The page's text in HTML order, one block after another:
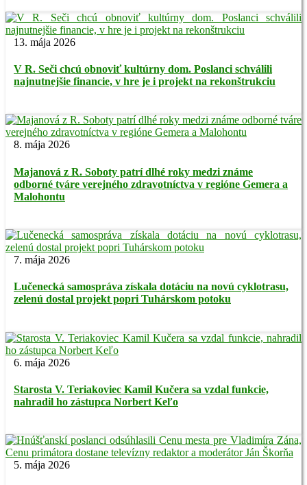
13. mája 2026
V R. Seči chcú obnoviť kultúrny dom. Poslanci schválili
najnutnejšie financie, v hre je i projekt na rekonštrukciu
8. mája 2026
Majanová z R. Soboty patrí dlhé roky medzi známe
odborné tváre verejného zdravotníctva v regióne Gemera a
Malohontu
7. mája 2026
Lučenecká samospráva získala dotáciu na novú cyklotrasu,
zelenú dostal projekt popri Tuhárskom potoku
6. mája 2026
Starosta V. Teriakoviec Kamil Kučera sa vzdal funkcie,
nahradil ho zástupca Norbert Keľo
5. mája 2026